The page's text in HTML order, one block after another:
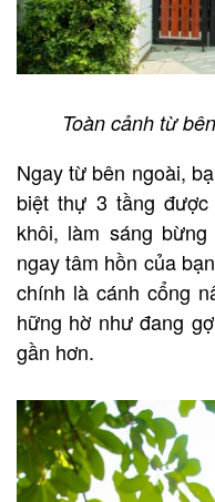
Toàn cảnh từ
Ngay từ bên ngoài,
biệt thự 3 tầng
khôi, làm sáng
ngay tâm hồn của
chính là cánh cổng
hững hờ như đang
gần hơn.